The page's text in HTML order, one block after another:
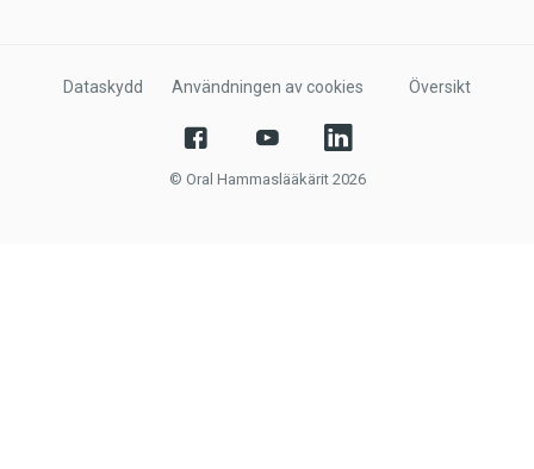
Dataskydd Användningen av cookies Översikt
© Oral Hammaslääkärit 2026